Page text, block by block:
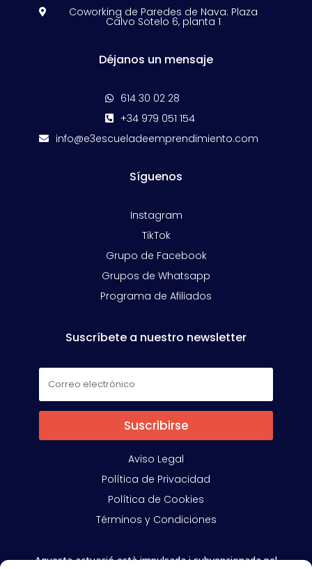
 Coworking de Paredes de Nava: Plaza
Calvo Sotelo 6, planta 1
Déjanos un mensaje
 614 30 02 28
 +34 979 051 154
 info@e3escueladeemprendimiento.com
Síguenos
Instagram
TikTok
Grupo de Facebook
Grupos de Whatsapp
Programa de Afiliados
Suscríbete a nuestro newsletter
Suscribirse
Aviso Legal
Política de Privacidad
Política de Cookies
Términos y Condiciones
Aquesta actuació està impulsada i subvencionada pel